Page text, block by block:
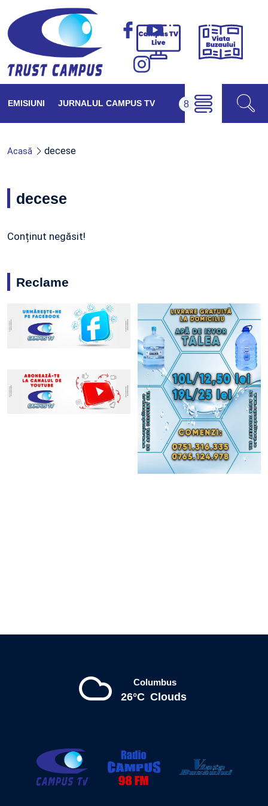
Campus
Viața
EMISIUNI JURNALUL CAMPUS TV
Acasă decese
decese
Conținut negăsit!
Reclame
Columbus
26°C Clouds